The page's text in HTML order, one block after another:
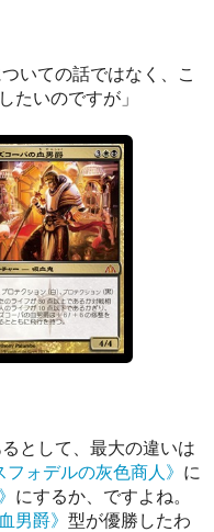
いての話ではなく、こ
たいのですが」
として、最大の違いは
フォデルの灰色商人》 に
にするか、ですよね。
男爵》型が優勝したわ